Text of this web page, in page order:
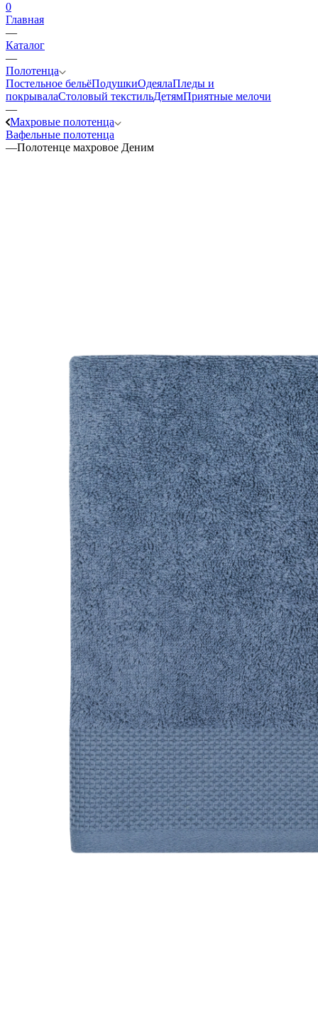
0
Главная
—
Каталог
—
Полотенца
Постельное бельёПодушкиОдеялаПледы и
покрывалаСтоловый текстильДетямПриятные мелочи
—
Махровые полотенца
Вафельные полотенца
—Полотенце махровое Деним